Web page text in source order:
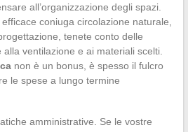
all’organizzazione degli spazi.
efficace coniuga circolazione naturale,
tenete conto delle
ventilazione e ai materiali scelti.
non è un bonus, è spesso il fulcro
le spese a lungo termine
amministrative. Se le vostre